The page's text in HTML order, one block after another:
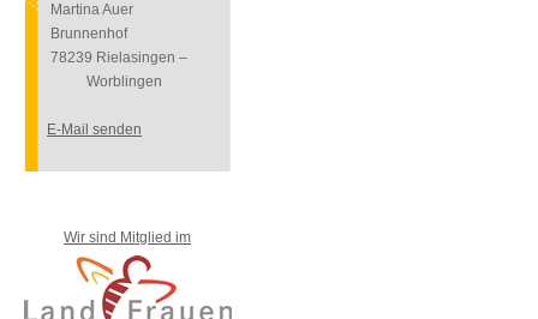
Martina Auer
Brunnenhof
78239 Rielasingen –
Worblingen
E-Mail senden
Wir sind Mitglied im